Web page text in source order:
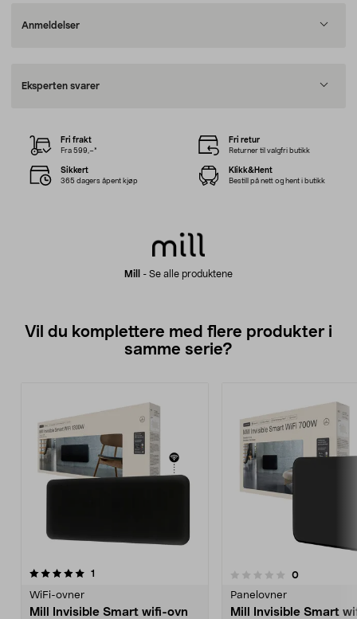
Anmeldelser
Eksperten svarer
Mill - Se alle produktene
Fri frakt
Fra 599,–*
Fri retur
Returner til valgfri butikk
Sikkert
365 dagers åpent kjøp
Klikk&Hent
Bestill på nett og hent i butikk
Vil du komplettere med flere produkter i
samme serie?
1
WiFi-ovner
Mill Invisible Smart wifi-ovn
0.0 av 5 stjerner 0anmeldelser
Panelovner
Mill Invisible Smart